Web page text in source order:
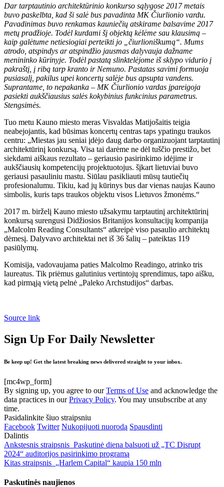
Dar tarptautinio architektūrinio konkurso sąlygose 2017 metais
buvo paskelbta, kad ši salė bus pavadinta MK Čiurlionio vardu.
Pavadinimas buvo renkamas kauniečių atskirame balsavime 2017
metų pradžioje. Todėl kurdami šį objektą kėlėme sau klausimą –
kaip galėtume netiesiogiai perteikti jo „čiurlioniškumą“. Mums
atrodo, atspindys ar atspindžio jausmas dalyvauja dažname
menininko kūrinyje. Todėl pastatą slinktelėjome iš sklypo vidurio į
pakraštį, į ribą tarp kranto ir Nemuno. Pastatas savimi formuoja
pusiasalį, pakilus upei koncertų salėje bus apsupta vandens.
Suprantame, to nepakanka – MK Čiurlionio vardas įpareigoja
pasiekti aukščiausius salės kokybinius funkcinius parametrus.
Stengsimės.
Tuo metu Kauno miesto meras Visvaldas Matijošaitis teigia
neabejojantis, kad būsimas koncertų centras taps ypatingu traukos
centru: „Miestas jau seniai įdėjo daug darbo organizuojant tarptautinį
architektūrinį konkursą. Visa tai darėme ne dėl tuščio prestižo, bet
siekdami aiškaus rezultato – geriausio pasirinkimo idėjime ir
aukščiausių kompetencijų projektuotojus. šįkart lietuviai buvo
geriausi pasauliniu mastu. Siūlau pasikliauti mūsų tautiečių
profesionalumu. Tikiu, kad jų kūrinys bus dar vienas naujas Kauno
simbolis, kuris taps traukos objektu visos Lietuvos žmonėms.“
2017 m. birželį Kauno miesto užsakymu tarptautinį architektūrinį
konkursą surengusi Didžiosios Britanijos konsultacijų kompanija
„Malcolm Reading Consultants“ atkreipė viso pasaulio architektų
dėmesį. Dalyvavo architektai net iš 36 šalių – pateiktas 119
pasiūlymų.
Komisija, vadovaujama paties Malcolmo Readingo, atrinko tris
laureatus. Tik priėmus galutinius vertintojų sprendimus, tapo aišku,
kad pirmąją vietą pelnė „Paleko Archstudijos“ darbas.
Source link
Sign Up For Daily Newsletter
Be keep up! Get the latest breaking news delivered straight to your inbox.
[mc4wp_form]
By signing up, you agree to ourTerms of Use and acknowledge the
data practices in ourPrivacy Policy. You may unsubscribe at any
time.
Pasidalinkite šiuo straipsniu
Facebook Twitter Nukopijuoti nuorodą Spausdinti
Dalintis
Ankstesnis straipsnis Paskutinė diena balsuoti už „TC Disrupt
2024“ auditorijos pasirinkimo programą
Kitas straipsnis „Harlem Capital“ kaupia 150 mln
Paskutinės naujienos